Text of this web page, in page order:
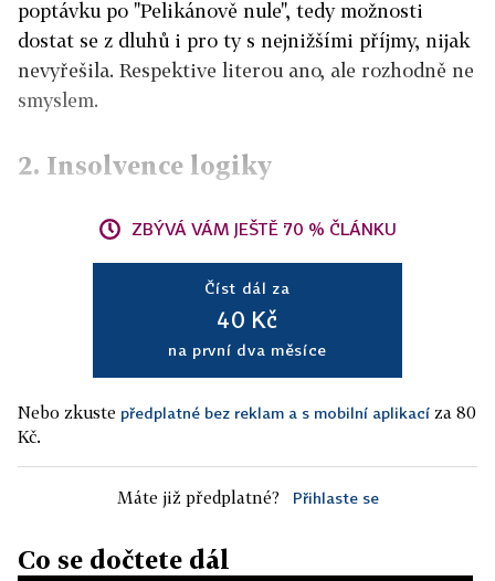
poptávku po "Pelikánově nule", tedy možnosti
dostat se z dluhů i pro ty s nejnižšími příjmy, nijak
nevyřešila. Respektive literou ano, ale rozhodně ne
smyslem.
2. Insolvence logiky
ZBÝVÁ VÁM JEŠTĚ 70 % ČLÁNKU
Číst dál za
40 Kč
na první dva měsíce
Nebo zkuste předplatné bez reklam a s mobilní aplikací za 80
Kč.
Máte již předplatné? Přihlaste se
Co se dočtete dál